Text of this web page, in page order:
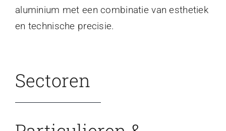
aluminium met een combinatie van esthetiek
en technische precisie.
Sectoren